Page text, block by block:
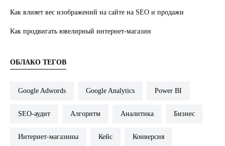
Как влияет вес изображений на сайте на SEO и продажи
Как продвигать ювелирный интернет-магазин
ОБЛАКО ТЕГОВ
Google Adwords Google Analytics Power BI
SEO-аудит Алгоритм Аналитика Бизнес
Интернет-магазины Кейс Конверсия